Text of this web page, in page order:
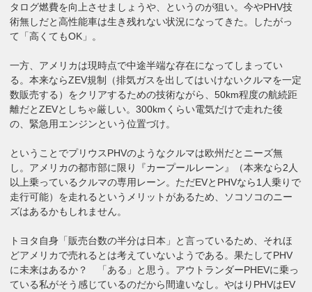
タログ燃費を向上させましょうや、というのが狙い。今やPHV技
術無しだと高性能車は生き残れない状況になってきた。したがっ
て「高くてもOK」。
一方、アメリカは現時点で中途半端な存在になってしまってい
る。本来ならZEV規制（排気ガスを出してはいけないクルマを一定
数販売する）をクリアするための技術ながら、50km程度の航続距
離だとZEVとしちゃ厳しい。300kmくらい電気だけで走れた後
の、緊急用エンジンという位置づけ。
ということでプリウスPHVのようなクルマは欧州だとニーズ無
し。アメリカの都市部に限り『カープールレーン』（本来なら2人
以上乗っているクルマの専用レーン。ただEVとPHVなら1人乗りで
走行可能）を走れるというメリットがあるため、ソコソコのニー
ズはあるかもしれません。
トヨタ自身「販売台数の半分は日本」と言っているため、それほ
どアメリカで売れるとは考えていないようである。果たしてPHV
に未来はあるか？ 「ある」と思う。アウトランダーPHEVに乗っ
ている私がそう感じているのだから間違いなし。やはりPHVはEV